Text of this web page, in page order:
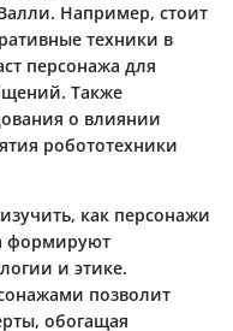
Например, стоит
техники в
персонажа для
Также
о влиянии
робототехники
как персонажи
формируют
и этике.
позволит
обогащая